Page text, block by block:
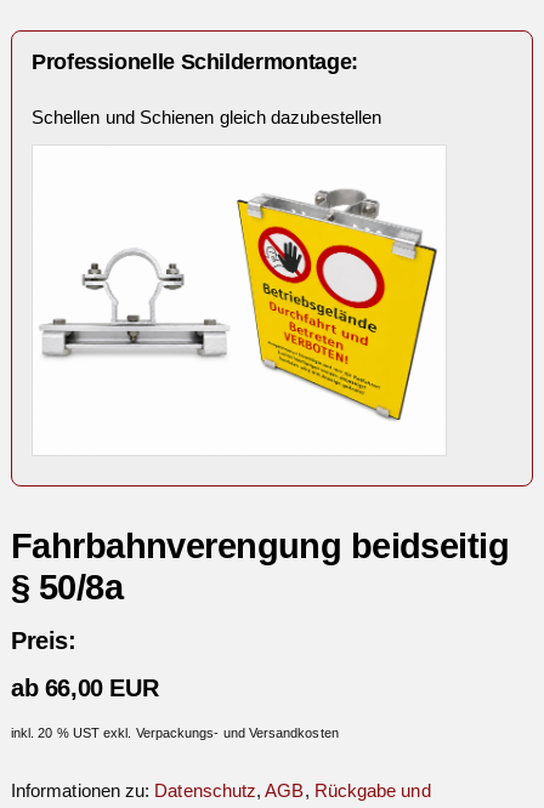
Professionelle Schildermontage:
Schellen und Schienen gleich dazubestellen
Fahrbahnverengung beidseitig
§ 50/8a
Preis:
ab 66,00 EUR
inkl. 20 % UST exkl. Verpackungs- und Versandkosten
Informationen zu: Datenschutz,AGB, Rückgabe und